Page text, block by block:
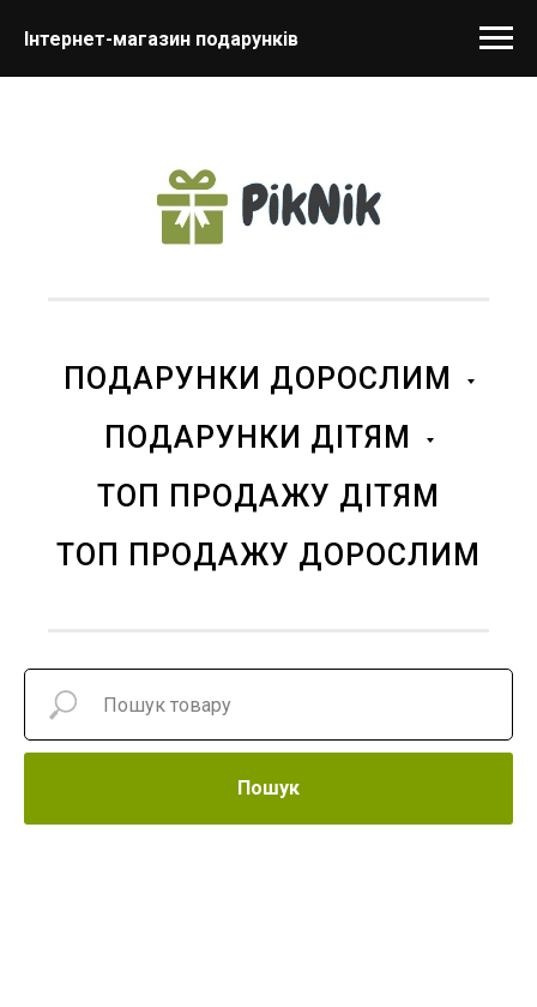
Інтернет-магазин подарунків
ПОДАРУНКИ ДОРОСЛИМ
ПОДАРУНКИ ДІТЯМ
ТОП ПРОДАЖУ ДІТЯМ
ТОП ПРОДАЖУ ДОРОСЛИМ
Пошук